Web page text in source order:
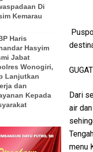
Di
Kemarau
Haris
Hasyim
Jabat
Wonogiri,
Lanjutkan
dan
Kepada
Dari
air
menu